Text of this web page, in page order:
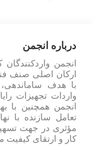
درباره انجمن
انجمن
با هدف
واردات تجهیزات
انجمن همچنین با
تعامل سازنده با
مؤثری در جهت
کار و ارتقای